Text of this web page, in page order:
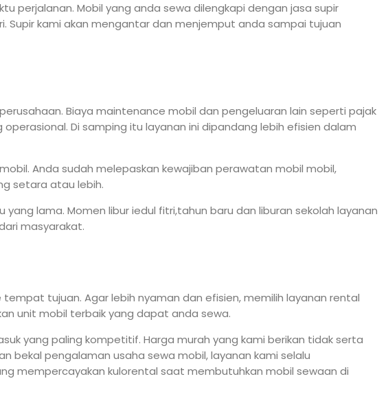
perjalanan. Mobil yang anda sewa dilengkapi dengan jasa supir
kami akan mengantar dan menjemput anda sampai tujuan
Biaya maintenance mobil dan pengeluaran lain seperti pajak
Di samping itu layanan ini dipandang lebih efisien dalam
Anda sudah melepaskan kewajiban perawatan mobil mobil,
setara atau lebih.
lama. Momen libur iedul fitri,tahun baru dan liburan sekolah layanan
masyarakat.
tujuan. Agar lebih nyaman dan efisien, memilih layanan rental
unit mobil terbaik yang dapat anda sewa.
yang paling kompetitif. Harga murah yang kami berikan tidak serta
bekal pengalaman usaha sewa mobil, layanan kami selalu
mempercayakan kulorental saat membutuhkan mobil sewaan di